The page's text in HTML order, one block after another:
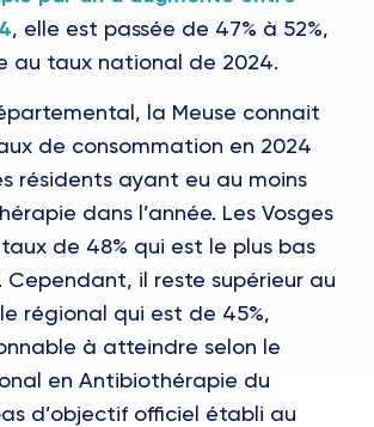
, elle est passée de 47% à 52%,
au taux national de 2024.
la Meuse connait
de consommation en 2024
résidents ayant eu au moins
dans l’année. Les Vosges
de 48% qui est le plus bas
Cependant, il reste supérieur au
régional qui est de 45%,
à atteindre selon le
en Antibiothérapie du
d’objectif officiel établi au